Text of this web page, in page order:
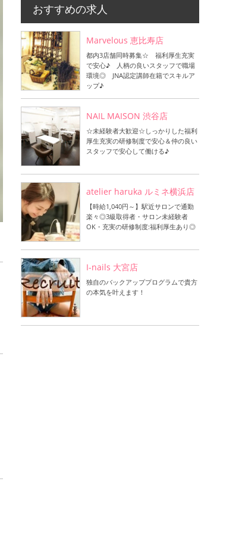
おすすめの求人
Marvelous 恵比寿店
都内3店舗同時募集☆ 福利厚生充実
で安心♪ 人柄の良いスタッフで職場
環境◎ JNA認定講師在籍でスキルア
ップ♪
NAIL MAISON 渋谷店
☆未経験者大歓迎☆しっかりした福利
厚生充実の研修制度で安心＆仲の良い
スタッフで安心して働ける♪
atelier haruka ルミネ横浜店
【時給1,040円～】駅近サロンで通勤
楽々◎3級取得者・サロン未経験者
OK・充実の研修制度:福利厚生あり◎
I-nails 大宮店
独自のバックアッププログラムで貴方
の本気を叶えます！